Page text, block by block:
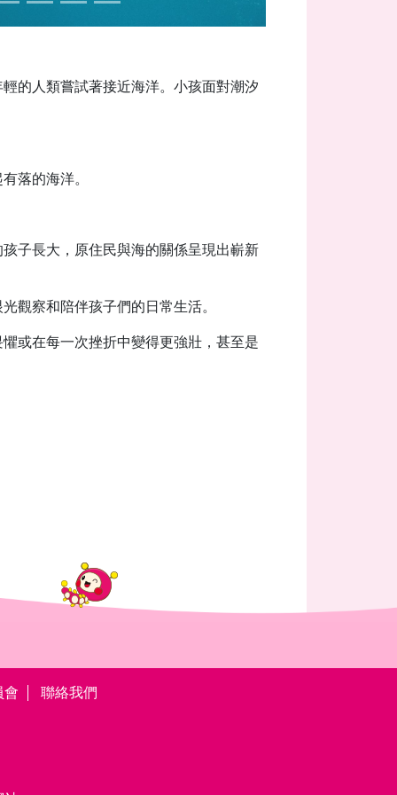
的人類嘗試著接近海洋。小孩面對潮汐
落的海洋。
子長大，原住民與海的關係呈現出嶄新
觀察和陪伴孩子們的日常生活。
或在每一次挫折中變得更強壯，甚至是
會 聯絡我們